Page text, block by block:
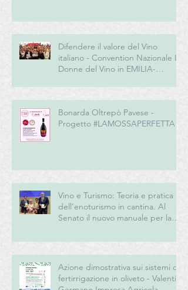
Difendere il valore del Vino
italiano - Convention Nazionale Le
Donne del Vino in EMILIA-
Bonarda Oltrepò Pavese -
Progetto #LAMOSSAPERFETTA
Vino e Turismo: Teoria e pratica
dell’enoturismo in cantina. Al
Senato il nuovo manuale per la
del vino italiano
Azione dimostrativa sui sistemi di
fertirrigazione in oliveto - Valentini